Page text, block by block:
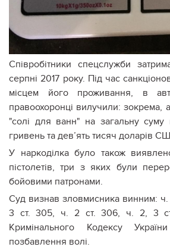
Співробітники спецслужби
серпні 2017 року. Під час
місцем його проживання, в
правоохоронці вилучили:
"солі для ванн" на загальну суму
гривень та дев’ять тисяч доларів
У наркоділка було також
пістолетів, три з яких були
бойовими патронами.
Суд визнав зловмисника винним: ч.
3 ст. 305, ч. 2 ст. 306, ч. 2, 3
Кримінального Кодексу
позбавлення волі.